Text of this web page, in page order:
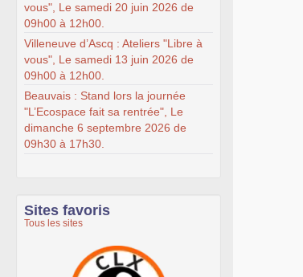
vous", Le samedi 20 juin 2026 de
09h00 à 12h00.
Villeneuve d’Ascq : Ateliers "Libre à
vous", Le samedi 13 juin 2026 de
09h00 à 12h00.
Beauvais : Stand lors la journée
"L’Ecospace fait sa rentrée", Le
dimanche 6 septembre 2026 de
09h30 à 17h30.
Sites favoris
Tous les sites